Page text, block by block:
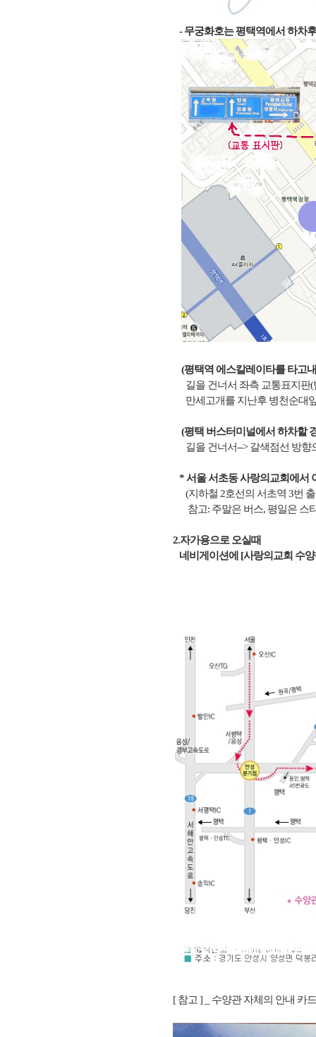
- 무궁화호는 평택역에서 하차
(평택역 에스칼레이타를 타고
길을 건너서 좌측 교통표지판
만세고개를 지난후 병천순대앞
(평택 버스터미널에서 하차할
길을 건너서--> 갈색점선 방
* 서울 서초동 사랑의교회에서
(지하철 2호선의 서초역 3번
참고: 주말은 버스, 평일은 스
2.자가용으로 오실때
네비게이션에 [사랑의교회 수
[ 참고 ] _ 수양관 자체의 안내 카드